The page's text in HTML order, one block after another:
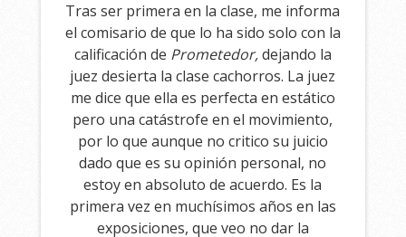
Tras ser primera en la clase, me informa
el comisario de que lo ha sido solo con la
calificación de Prometedor,dejando la
juez desierta la clase cachorros. La juez
me dice que ella es perfecta en estático
pero una catástrofe en el movimiento,
por lo que aunque no critico su juicio
dado que es su opinión personal, no
estoy en absoluto de acuerdo. Es la
primera vez en muchísimos años en las
exposiciones, que veo no dar la